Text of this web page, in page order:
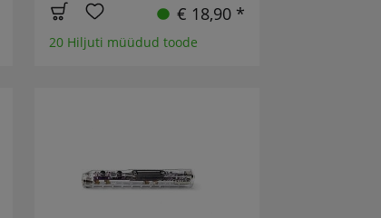
€ 18,90 *
20 Hiljuti müüdud toode